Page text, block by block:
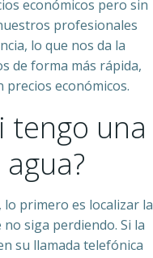
económicos pero sin
profesionales
lo que nos da la
de forma más rápida,
económicos.
tengo una
lo primero es localizar la
siga perdiendo. Si la
su llamada telefónica